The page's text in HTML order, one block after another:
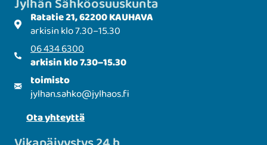
Jylhän Sähkö­­osuuskunta
Ratatie 21, 62200 KAUHAVA
arkisin klo 7.30–15.30
06 434 6300
arkisin klo 7.30–15.30
toimisto
jylhan.sahko@jylhaos.fi
Ota yhteyttä